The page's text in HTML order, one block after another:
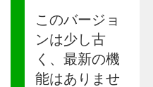
このバージョ
ンは少し古
く、最新の機
能はありませ